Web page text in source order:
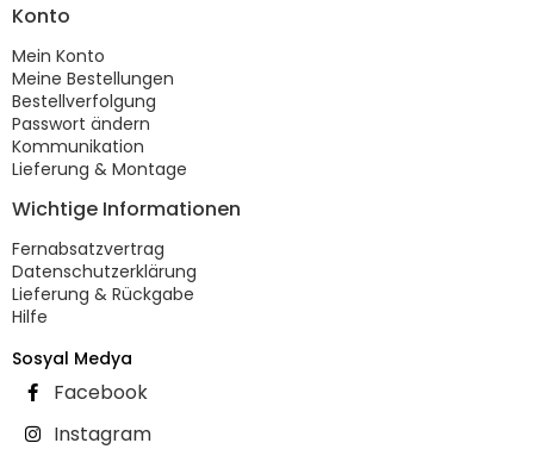
Konto
Mein Konto
Meine Bestellungen
Bestellverfolgung
Passwort ändern
Kommunikation
Lieferung & Montage
Wichtige Informationen
Fernabsatzvertrag
Datenschutzerklärung
Lieferung & Rückgabe
Hilfe
Sosyal Medya
Facebook
Instagram